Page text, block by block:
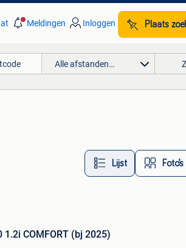
Meldingen Inloggen Plaats
Alle afstanden…
Lijst Foto’s
1.2i COMFORT (bj 2025)